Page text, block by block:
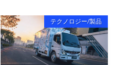
テクノロジー/製品